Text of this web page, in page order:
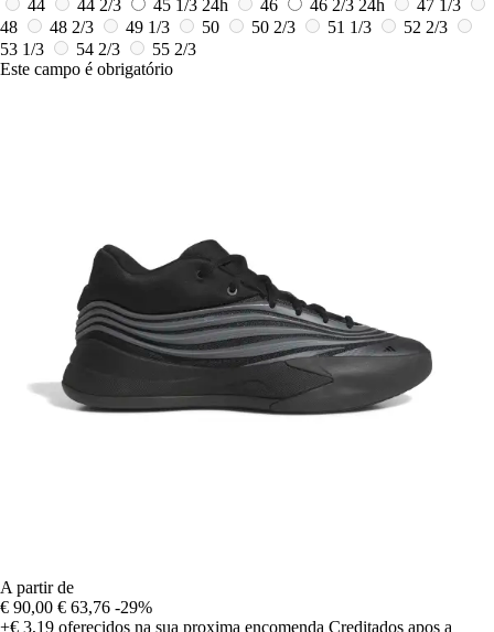
44 44 2/3 45 1/3 24h 46 46 2/3 24h
47 1/3
48
48 2/3 49 1/3 50 50 2/3 51 1/3
52 2/3
53 1/3
54 2/3
55 2/3
Este campo é obrigatório
A partir de
€ 90,00 € 63,76 -29%
+€ 3,19 oferecidos na sua proxima encomenda Creditados apos a